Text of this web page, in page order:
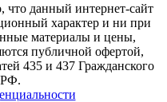
данный интернет-сайт
характер и ни при
материалы и цены,
публичной офертой,
435 и 437 Гражданского
РФ.